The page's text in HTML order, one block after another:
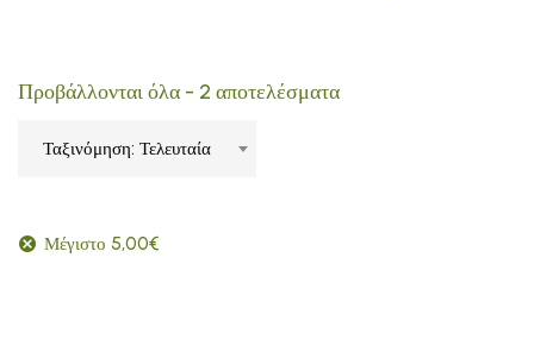
Προβάλλονται όλα - 2 αποτελέσματα
Ταξινόμηση: Τελευταία
Μέγιστο 5,00€